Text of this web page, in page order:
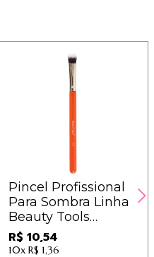
Pincel Profissional
Para Sombra Linha
Beauty Tools
Macrilan - BT08
R$ 10,54
10x R$ 1,36